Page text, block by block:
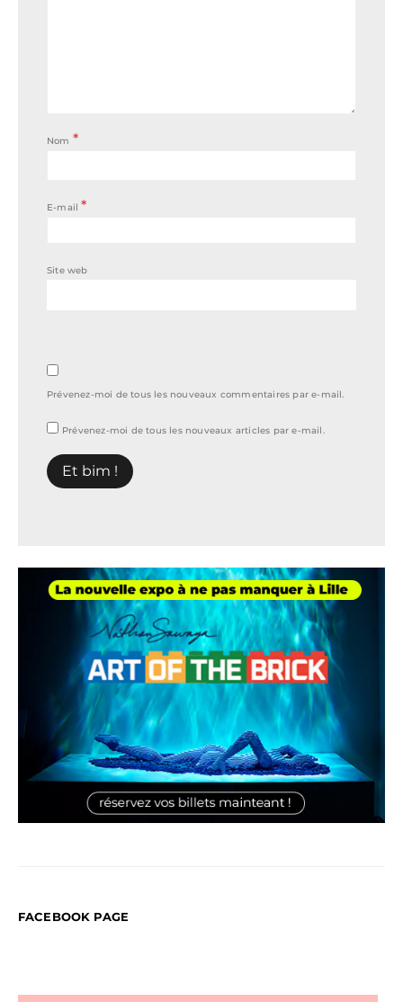
Nom *
E-mail*
Site web
Prévenez-moi de tous les nouveaux commentaires par e-mail.
Prévenez-moi de tous les nouveaux articles par e-mail.
FACEBOOK PAGE